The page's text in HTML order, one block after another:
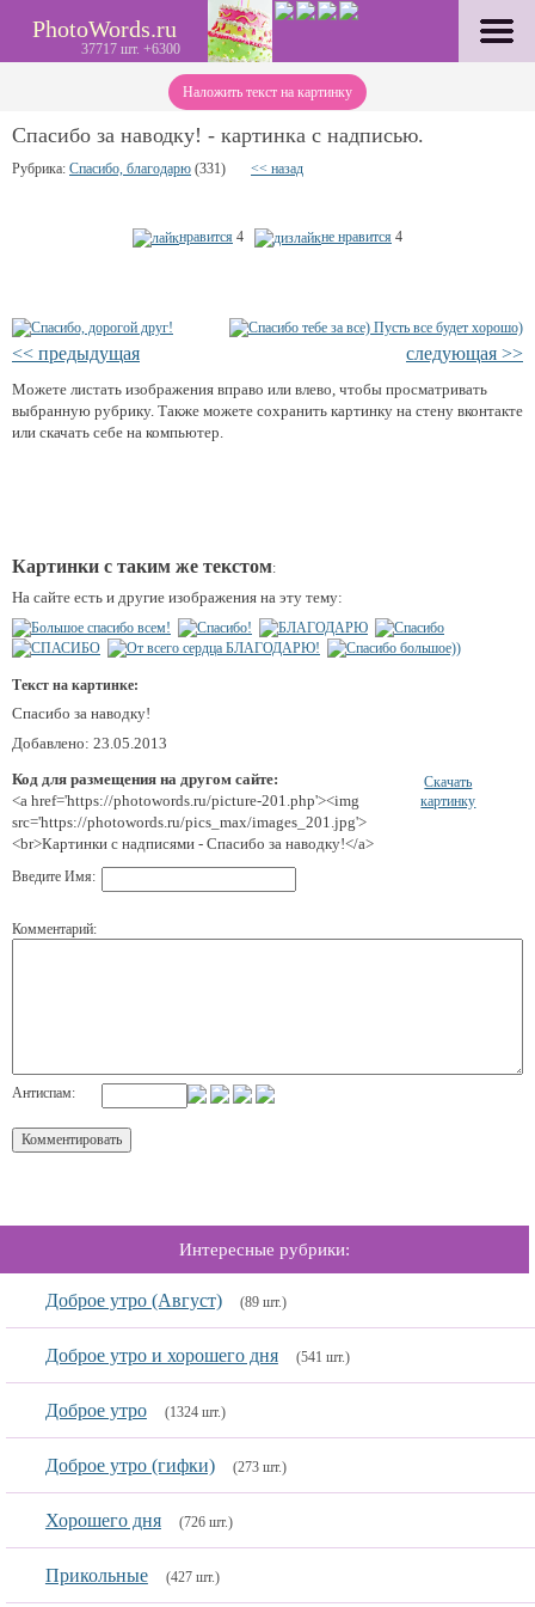
PhotoWords.ru
37717 шт. +6300
Наложить текст на картинку
Спасибо за наводку! - картинка с надписью.
Рубрика: Спасибо, благодарю (331) << назад
нравится 4 не нравится 4
<< предыдущая следующая >>
Можете листать изображения вправо или влево, чтобы просматривать
выбранную рубрику. Также можете сохранить картинку на стену вконтакте
или скачать себе на компьютер.
Картинки с таким же текстом:
На сайте есть и другие изображения на эту тему:
Текст на картинке:
Спасибо за наводку!
Добавлено: 23.05.2013
Код для размещения на другом сайте:
<a href='https://photowords.ru/picture-201.php'><img
src='https://photowords.ru/pics_max/images_201.jpg'>
<br>Картинки с надписями - Спасибо за наводку!</a>
Скачать
картинку
Введите Имя:
Комментарий:
Антиспам:
Интересные рубрики:
Доброе утро (Август) (89 шт.)
Доброе утро и хорошего дня (541 шт.)
Доброе утро (1324 шт.)
Доброе утро (гифки) (273 шт.)
Хорошего дня (726 шт.)
Прикольные (427 шт.)